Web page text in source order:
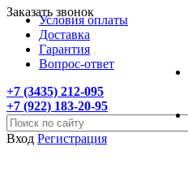
Условия оплаты
Доставка
Гарантия
Вопрос-ответ
+7 (3435) 212-095
+7 (922) 183-20-95
Заказать звонок
Вход Регистрация